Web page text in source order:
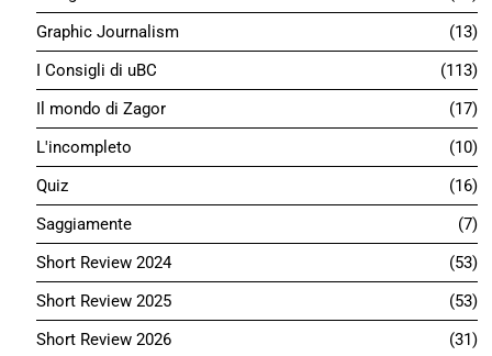
01
Eureka Pocket n.9 “Spirit, un detective creduto
morto”
Le storie degli anni '70 che hanno creato il mio immaginario
fumettistico…